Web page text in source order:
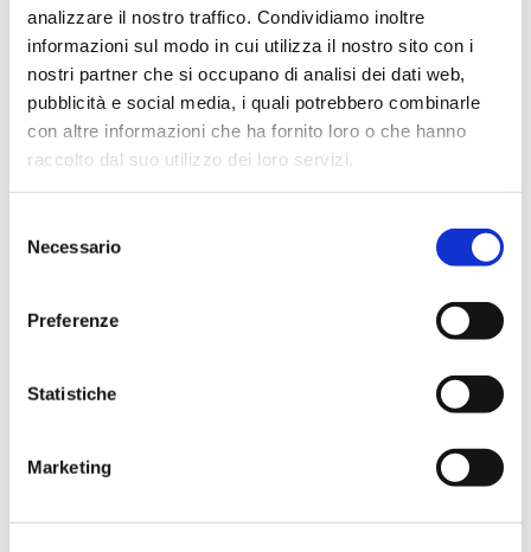
analizzare il nostro traffico. Condividiamo inoltre
informazioni sul modo in cui utilizza il nostro sito con i
nostri partner che si occupano di analisi dei dati web,
pubblicità e social media, i quali potrebbero combinarle
con altre informazioni che ha fornito loro o che hanno
raccolto dal suo utilizzo dei loro servizi.
delNecessario
Preferenze
Statistiche
Marketing
Linee e Orari
Servizio Urbano
Treviso
Invernale 2025 dal 10/09/2025
Treviso Estate B
Conegliano
Montebelluna
ORARIO INVERNALE SCOLASTICO 2026/2027
Orario estivo 2026